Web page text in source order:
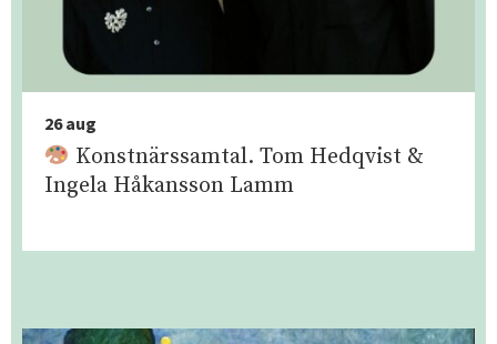
26 aug
Konstnärssamtal. Tom Hedqvist &
Ingela Håkansson Lamm